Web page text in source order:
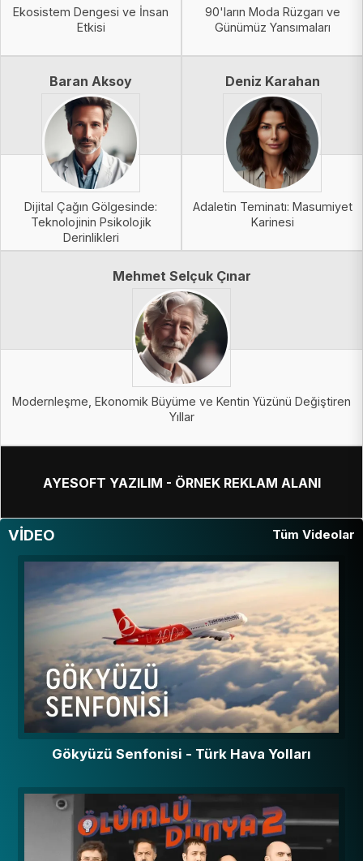
Ekosistem Dengesi ve İnsan
Etkisi
90'ların Moda Rüzgarı ve
Günümüz Yansımaları
Baran Aksoy
Dijital Çağın Gölgesinde:
Teknolojinin Psikolojik
Derinlikleri
Deniz Karahan
Adaletin Teminatı: Masumiyet
Karinesi
Mehmet Selçuk Çınar
Modernleşme, Ekonomik Büyüme ve Kentin Yüzünü Değiştiren
Yıllar
AYESOFT YAZILIM - ÖRNEK REKLAM ALANI
VİDEO Tüm Videolar
Gökyüzü Senfonisi - Türk Hava Yolları